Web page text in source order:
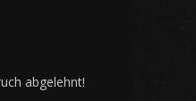
abgelehnt!